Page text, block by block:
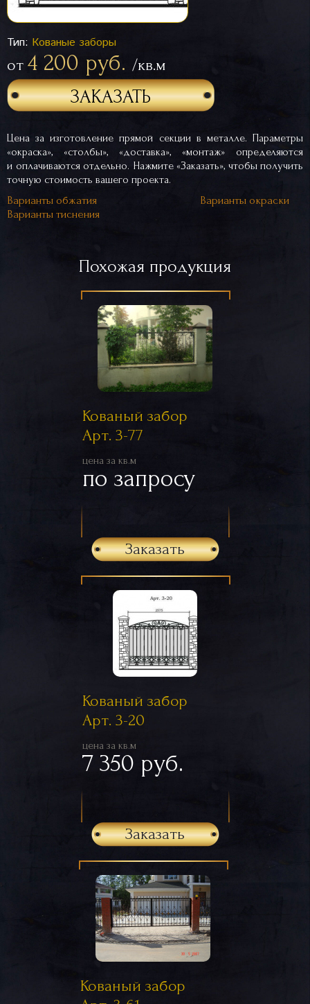
Тип: Кованые заборы
от 4 200 руб. /кв.м
ЗАКАЗАТЬ
Цена за изготовление прямой секции в металле. Параметры
«окраска», «столбы», «доставка», «монтаж» определяются
и оплачиваются отдельно. Нажмите «Заказать», чтобы получить
точную стоимость вашего проекта.
Варианты обжатия
Варианты окраски
Варианты тиснения
Похожая продукция
Кованый забор
Арт. 3-77
цена за кв.м
по запросу
Заказать
Кованый забор
Арт. 3-20
цена за кв.м
7 350 руб.
Заказать
Кованый забор